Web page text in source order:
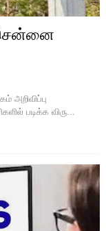
சென்னை
அறிவிப்பு
படிக்க விரு...